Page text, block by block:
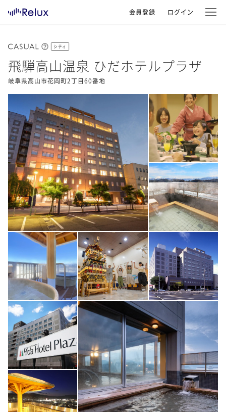
会員登録 ログイン
シティ
飛騨高山温泉 ひだホテルプラザ
岐阜県高山市花岡町2丁目60番地